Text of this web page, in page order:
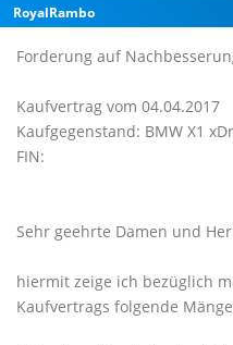
RoyalRambo
Forderung auf
Kaufvertrag vom 04.04.2017
Kaufgegenstand: BMW X1
FIN:
Sehr geehrte Damen und
hiermit zeige ich bezüglich
Kaufvertrags folgende